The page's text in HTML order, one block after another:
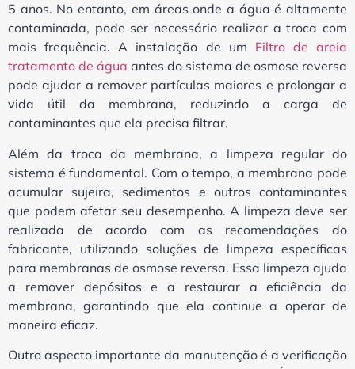
5 anos. No entanto, em áreas onde a água é altamente
contaminada, pode ser necessário realizar a troca com
mais frequência. A instalação de um Filtro de areia
tratamento de água antes do sistema de osmose reversa
pode ajudar a remover partículas maiores e prolongar a
vida útil da membrana, reduzindo a carga de
contaminantes que ela precisa filtrar.
Além da troca da membrana, a limpeza regular do
sistema é fundamental. Com o tempo, a membrana pode
acumular sujeira, sedimentos e outros contaminantes
que podem afetar seu desempenho. A limpeza deve ser
realizada de acordo com as recomendações do
fabricante, utilizando soluções de limpeza específicas
para membranas de osmose reversa. Essa limpeza ajuda
a remover depósitos e a restaurar a eficiência da
membrana, garantindo que ela continue a operar de
maneira eficaz.
Outro aspecto importante da manutenção é a verificação